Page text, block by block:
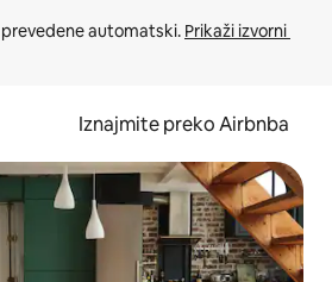
automatski. Prikaži izvorni
Iznajmite preko Airbnba